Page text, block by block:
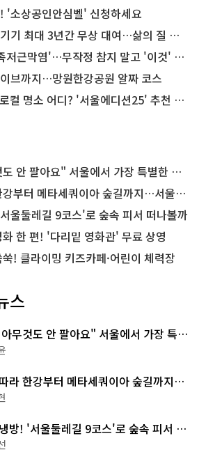
'소상공인안심벨' 신청하세요
최대 3년간 무상 대여…삶의 질 높인다
막염'…무작정 참지 말고 '이것' 해보세요!
브까지…망원한강공원 알짜 코스
명소 어디? '서울에디션25' 추천 코스
아요" 서울에서 가장 특별한 편의점의 정체
메타세쿼이아 숲길까지…서울둘레길 15코스
울둘레길 9코스'로 숲속 피서 떠나볼까
한 편! '다리밑 영화관' 무료 상영
! 클라이밍 키즈카페·어린이 체력장
스
무것도 안 팔아요" 서울에서 가장 특별
라 한강부터 메타세쿼이아 숲길까지…
스
방! '서울둘레길 9코스'로 숲속 피서 떠